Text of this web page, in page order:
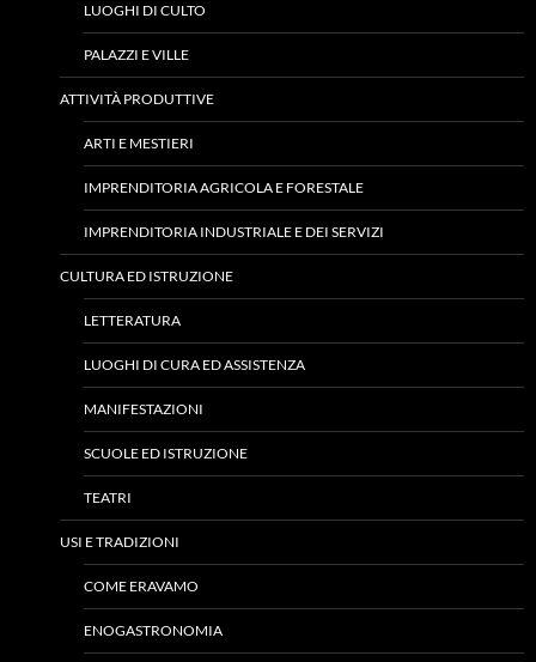
LUOGHI DI CULTO
PALAZZI E VILLE
ATTIVITÀ PRODUTTIVE
ARTI E MESTIERI
IMPRENDITORIA AGRICOLA E FORESTALE
IMPRENDITORIA INDUSTRIALE E DEI SERVIZI
CULTURA ED ISTRUZIONE
LETTERATURA
LUOGHI DI CURA ED ASSISTENZA
MANIFESTAZIONI
SCUOLE ED ISTRUZIONE
TEATRI
USI E TRADIZIONI
COME ERAVAMO
ENOGASTRONOMIA